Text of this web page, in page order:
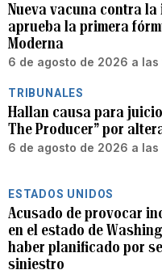
Nueva vacuna contra la
aprueba la primera
Moderna
6 de agosto de 2026 a las
TRIBUNALES
Hallan causa para
The Producer” por
6 de agosto de 2026 a las
ESTADOS UNIDOS
Acusado de provocar
en el estado de
haber planificado por
siniestro